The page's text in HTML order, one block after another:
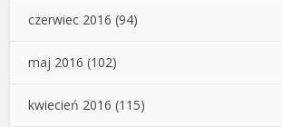
czerwiec 2016 (94)
maj 2016 (102)
kwiecień 2016 (115)